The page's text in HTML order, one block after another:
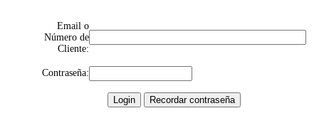
Email o
Número de
Cliente:
Contraseña: